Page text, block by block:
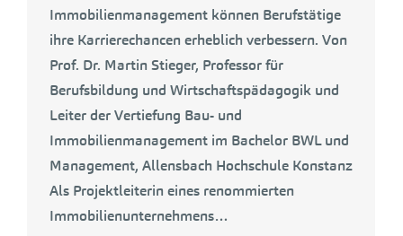
Immobilienmanagement können Berufstätige
ihre Karrierechancen erheblich verbessern. Von
Prof. Dr. Martin Stieger, Professor für
Berufsbildung und Wirtschaftspädagogik und
Leiter der Vertiefung Bau- und
Immobilienmanagement im Bachelor BWL und
Management, Allensbach Hochschule Konstanz
Als Projektleiterin eines renommierten
Immobilienunternehmens…